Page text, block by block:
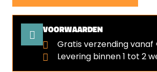
VOORWAARDEN
Gratis verzending vanaf
Levering binnen 1 tot 2